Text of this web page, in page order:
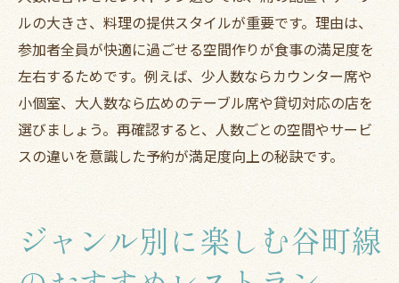
ルの大きさ、料理の提供スタイルが重要です。理由は、
参加者全員が快適に過ごせる空間作りが食事の満足度を
左右するためです。例えば、少人数ならカウンター席や
小個室、大人数なら広めのテーブル席や貸切対応の店を
選びましょう。再確認すると、人数ごとの空間やサービ
スの違いを意識した予約が満足度向上の秘訣です。
ジャンル別に楽しむ谷町線